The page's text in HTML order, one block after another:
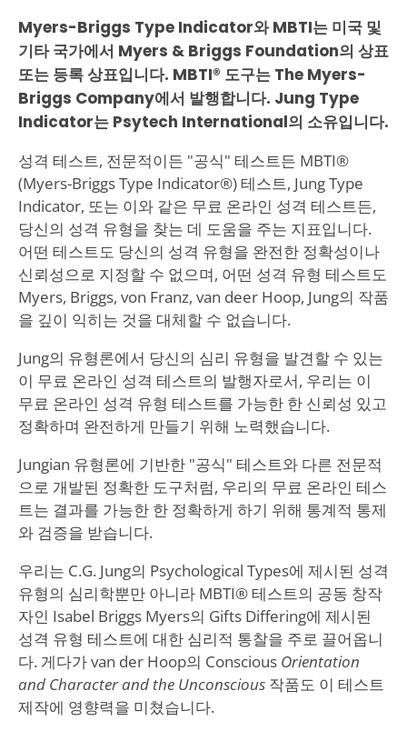
Myers-Briggs Type Indicator와 MBTI는 미국 및
기타 국가에서 Myers & Briggs Foundation의 상표
또는 등록 상표입니다. MBTI® 도구는 The Myers-
Briggs Company에서 발행합니다. Jung Type
Indicator는 Psytech International의 소유입니다.
성격 테스트, 전문적이든 "공식" 테스트든 MBTI®
(Myers-Briggs Type Indicator®) 테스트, Jung Type
Indicator, 또는 이와 같은 무료 온라인 성격 테스트든,
당신의 성격 유형을 찾는 데 도움을 주는 지표입니다.
어떤 테스트도 당신의 성격 유형을 완전한 정확성이나
신뢰성으로 지정할 수 없으며, 어떤 성격 유형 테스트도
Myers, Briggs, von Franz, van deer Hoop, Jung의 작품
을 깊이 익히는 것을 대체할 수 없습니다.
Jung의 유형론에서 당신의 심리 유형을 발견할 수 있는
이 무료 온라인 성격 테스트의 발행자로서, 우리는 이
무료 온라인 성격 유형 테스트를 가능한 한 신뢰성 있고
정확하며 완전하게 만들기 위해 노력했습니다.
Jungian 유형론에 기반한 "공식" 테스트와 다른 전문적
으로 개발된 정확한 도구처럼, 우리의 무료 온라인 테스
트는 결과를 가능한 한 정확하게 하기 위해 통계적 통제
와 검증을 받습니다.
우리는 C.G. Jung의 Psychological Types에 제시된 성격
유형의 심리학뿐만 아니라 MBTI® 테스트의 공동 창작
자인 Isabel Briggs Myers의 Gifts Differing에 제시된
성격 유형 테스트에 대한 심리적 통찰을 주로 끌어옵니
다. 게다가 van der Hoop의 Conscious Orientation
and Character and the Unconscious작품도 이 테스트
제작에 영향력을 미쳤습니다.